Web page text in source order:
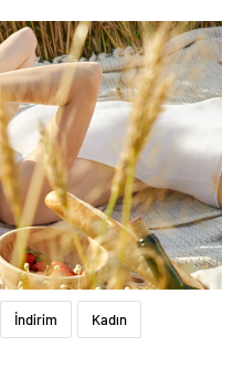
İndirim Kadın